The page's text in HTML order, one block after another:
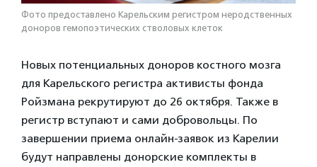
Фото предоставлено Карельским регистром неродственных
доноров гемопоэтических стволовых клеток
Новых потенциальных доноров костного мозга
для Карельского регистра активисты фонда
Ройзмана рекрутируют до 26 октября. Также в
регистр вступают и сами добровольцы. По
завершении приема онлайн-заявок из Карелии
будут направлены донорские комплекты в